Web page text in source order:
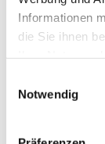
Informationen
die Sie ihnen
Notwendig
About us
Our
Why